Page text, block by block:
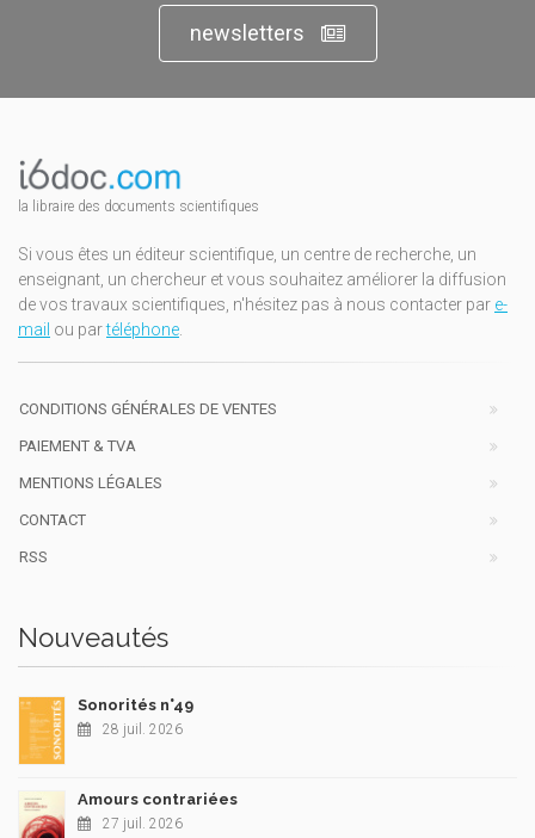
newsletters
la libraire des documents scientifiques
Si vous êtes un éditeur scientifique, un centre de recherche, un
enseignant, un chercheur et vous souhaitez améliorer la diffusion
de vos travaux scientifiques, n'hésitez pas à nous contacter par e-
mail ou partéléphone.
CONDITIONS GÉNÉRALES DE VENTES
PAIEMENT & TVA
MENTIONS LÉGALES
CONTACT
RSS
Nouveautés
Sonorités n°49
28 juil. 2026
Amours contrariées
27 juil. 2026